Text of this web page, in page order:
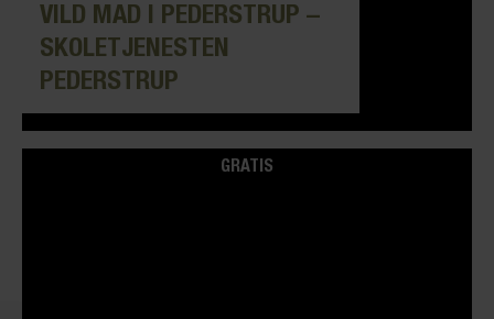
VILD MAD I PEDERSTRUP –
SKOLETJENESTEN
PEDERSTRUP
GRATIS